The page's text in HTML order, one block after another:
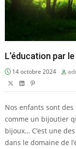
L’éducation par
14 octobre 2024
Nos enfants sont
comme un bijoutier
bijoux… C’est une
dans le domaine de